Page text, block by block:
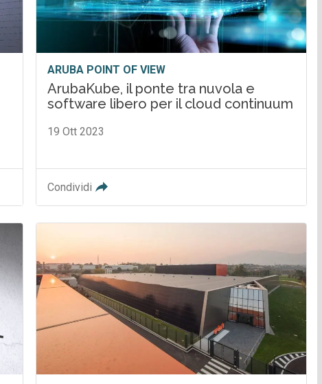
ARUBA POINT OF VIEW
ArubaKube, il ponte tra nuvola e
software libero per il cloud continuum
19 Ott 2023
Condividi